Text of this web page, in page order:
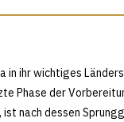
ihr wichtiges
Phase der
ist nach dessen